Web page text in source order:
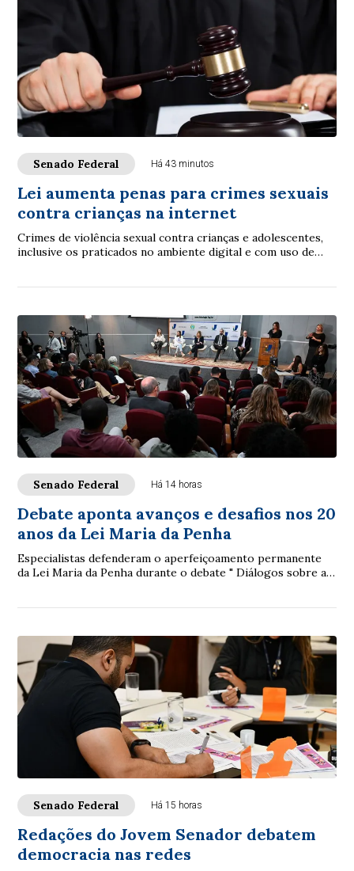
Senado Federal Há 43 minutos
Lei aumenta penas para crimes sexuais
contra crianças na internet
Crimes de violência sexual contra crianças e adolescentes,
inclusive os praticados no ambiente digital e com uso de
Senado Federal Há 14 horas
Debate aponta avanços e desafios nos 20
anos da Lei Maria da Penha
Especialistas defenderam o aperfeiçoamento permanente
da Lei Maria da Penha durante o debate " Diálogos sobre a
Senado Federal Há 15 horas
Redações do Jovem Senador debatem
democracia nas redes